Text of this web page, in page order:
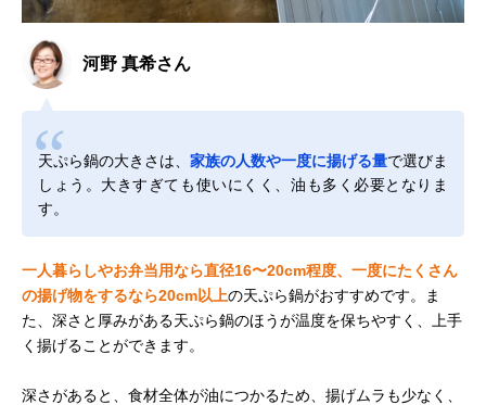
河野 真希さん
天ぷら鍋の大きさは、 家族の人数や一度に揚げる量で選びま
しょう。大きすぎても使いにくく、油も多く必要となりま
す。
一人暮らしやお弁当用なら直径16〜20cm程度、一度にたくさん
の揚げ物をするなら20cm以上の天ぷら鍋がおすすめです。ま
た、深さと厚みがある天ぷら鍋のほうが温度を保ちやすく、上手
く揚げることができます。
深さがあると、食材全体が油につかるため、揚げムラも少なく、